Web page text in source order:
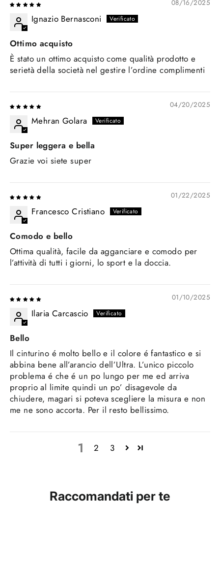
08/16/2025
Ignazio Bernasconi
Ottimo acquisto
È stato un ottimo acquisto come qualità prodotto e
serietà della società nel gestire l’ordine complimenti
04/20/2025
Mehran Golara
Super leggera e bella
Grazie voi siete super
01/22/2025
Francesco Cristiano
Comodo e bello
Ottima qualità, facile da agganciare e comodo per
l’attività di tutti i giorni, lo sport e la doccia.
01/10/2025
Ilaria Carcascio
Bello
Il cinturino é molto bello e il colore é fantastico e si
abbina bene all’arancio dell’Ultra. L’unico piccolo
problema é che é un po lungo per me ed arriva
proprio al limite quindi un po’ disagevole da
chiudere, magari si poteva scegliere la misura e non
me ne sono accorta. Per il resto bellissimo.
1 2 3
Raccomandati per te